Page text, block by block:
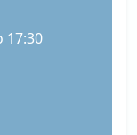
17:30